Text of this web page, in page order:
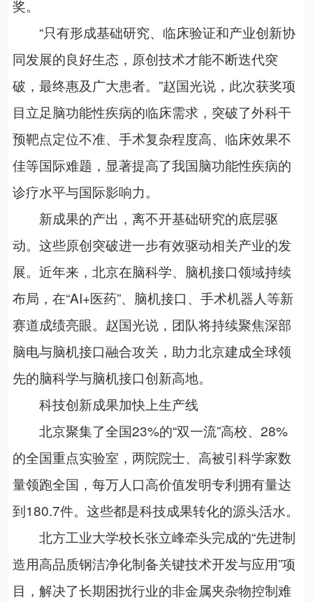
奖。
“只有形成基础研究、临床验证和产业创新协
同发展的良好生态，原创技术才能不断迭代突
破，最终惠及广大患者。”赵国光说，此次获奖项
目立足脑功能性疾病的临床需求，突破了外科干
预靶点定位不准、手术复杂程度高、临床效果不
佳等国际难题，显著提高了我国脑功能性疾病的
诊疗水平与国际影响力。
新成果的产出，离不开基础研究的底层驱
动。这些原创突破进一步有效驱动相关产业的发
展。近年来，北京在脑科学、脑机接口领域持续
布局，在“AI+医药”、脑机接口、手术机器人等新
赛道成绩亮眼。赵国光说，团队将持续聚焦深部
脑电与脑机接口融合攻关，助力北京建成全球领
先的脑科学与脑机接口创新高地。
科技创新成果加快上生产线
北京聚集了全国23%的“双一流”高校、28%
的全国重点实验室，两院院士、高被引科学家数
量领跑全国，每万人口高价值发明专利拥有量达
到180.7件。这些都是科技成果转化的源头活水。
北方工业大学校长张立峰牵头完成的“先进制
造用高品质钢洁净化制备关键技术开发与应用”项
目，解决了长期困扰行业的非金属夹杂物控制难